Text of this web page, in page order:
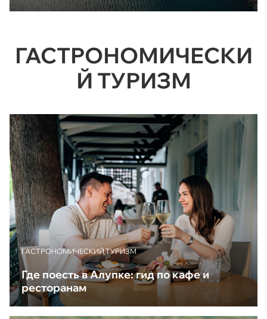
ГАСТРОНОМИЧЕСКИ
Й ТУРИЗМ
ГАСТРОНОМИЧЕСКИЙ ТУРИЗМ
Где поесть в Алупке: гид по кафе и
ресторанам